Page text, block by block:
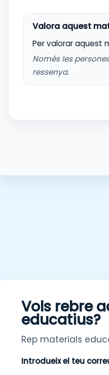
Per valorar aquest
Només les
ressenya.
Vols rebre
educatius?
Rep materials
Introdueix el teu